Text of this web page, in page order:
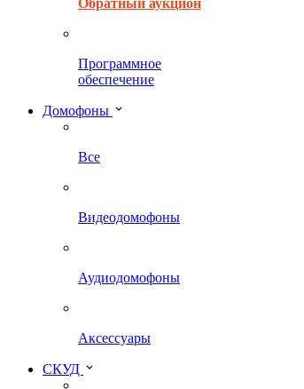
Обратный аукцион
Программное
обеспечение
Домофоны
Все
Видеодомофоны
Аудиодомофоны
Аксессуары
СКУД